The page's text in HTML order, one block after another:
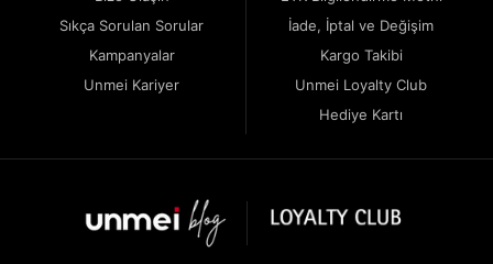
Sıkça Sorulan Sorular
Kampanyalar
Unmei Kariyer
İade, İptal ve Değişim
Kargo Takibi
Unmei Loyalty Club
Hediye Kartı